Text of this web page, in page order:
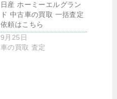
日産 ホーミーエルグラン
ド 中古車の買取 一括査定
依頼はこちら
9月25日
車の買取 査定